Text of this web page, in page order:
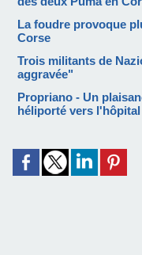
La foudre provoque
Corse
Trois militants de
aggravée"
Propriano - Un
héliporté vers